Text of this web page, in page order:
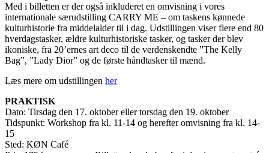
Med i billetten er der også inkluderet en omvisning i vores
internationale særudstilling CARRY ME – om taskens kønnede
kulturhistorie fra middelalder til i dag. Udstillingen viser flere end 80
hverdagstasker, ældre kulturhistoriske tasker, og tasker der blev
ikoniske, fra 20’ernes art deco til de verdenskendte ”The Kelly
Bag”, ”Lady Dior” og de første håndtasker til mænd.
Læs mere om udstillingen her
PRAKTISK
Dato: Tirsdag den 17. oktober eller torsdag den 19. oktober
Tidspunkt: Workshop fra kl. 11-14 og herefter omvisning fra kl. 14-
15
Sted: KØN Café